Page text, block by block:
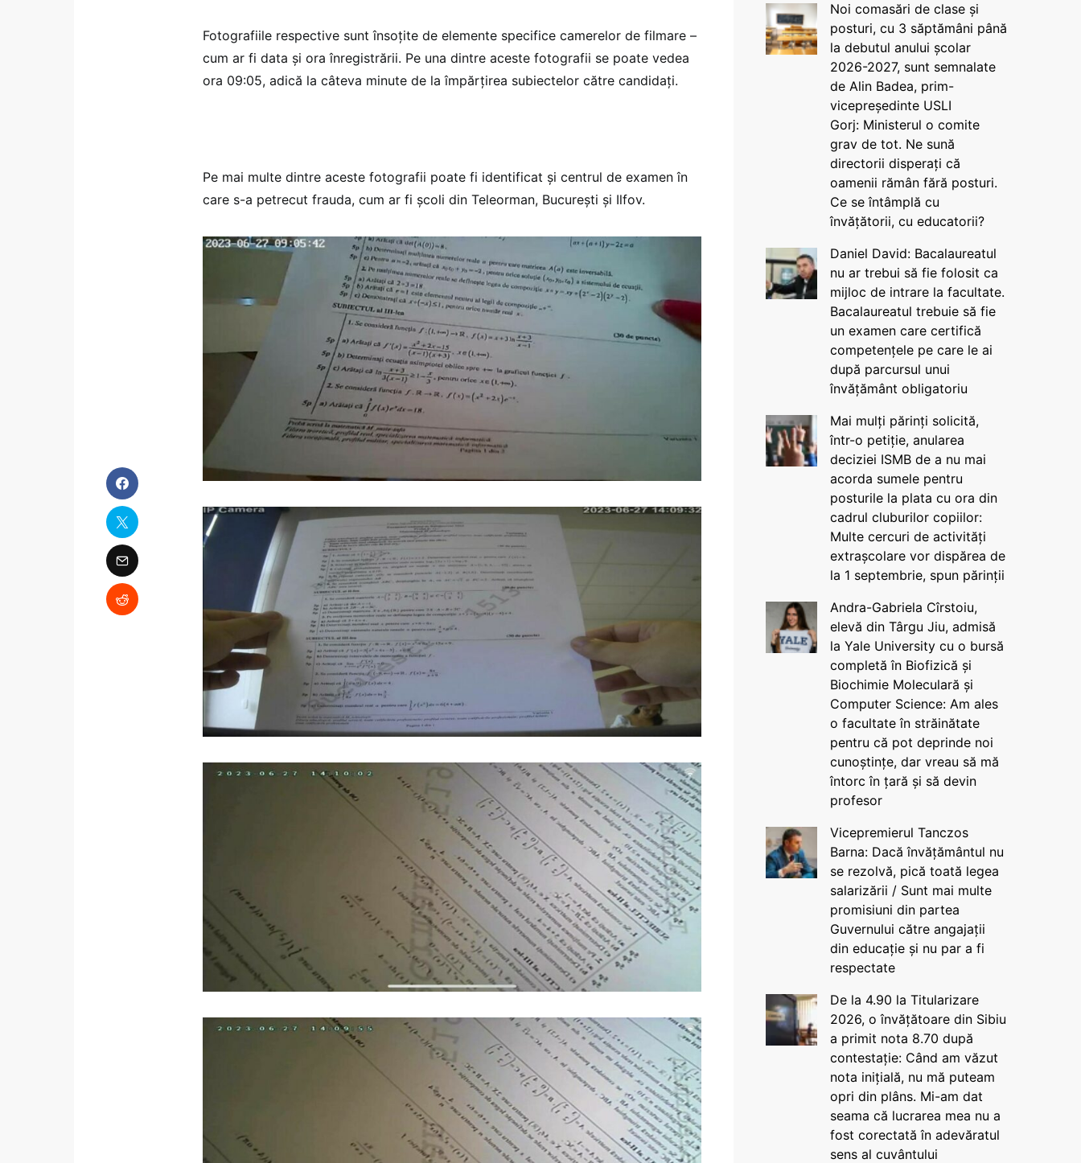
Fotografiile respective sunt însoțite de elemente specifice camerelor de filmare –
cum ar fi data și ora înregistrării. Pe una dintre aceste fotografii se poate vedea
ora 09:05, adică la câteva minute de la împărțirea subiectelor către candidați.
Pe mai multe dintre aceste fotografii poate fi identificat și centrul de examen în
care s-a petrecut frauda, cum ar fi școli din Teleorman, București și Ilfov.
Noi comasări de clase și
posturi, cu 3 săptămâni până
la debutul anului școlar
2026-2027, sunt semnalate
de Alin Badea, prim-
vicepreședinte USLI
Gorj: Ministerul o comite
grav de tot. Ne sună
directorii disperați că
oamenii rămân fără posturi.
Ce se întâmplă cu
învățătorii, cu educatorii?
Daniel David: Bacalaureatul
nu ar trebui să fie folosit ca
mijloc de intrare la facultate.
Bacalaureatul trebuie să fie
un examen care certifică
competențele pe care le ai
după parcursul unui
învățământ obligatoriu
Mai mulți părinți solicită,
într-o petiție, anularea
deciziei ISMB de a nu mai
acorda sumele pentru
posturile la plata cu ora din
cadrul cluburilor copiilor:
Multe cercuri de activități
extrașcolare vor dispărea de
la 1 septembrie, spun părinții
Andra-Gabriela Cîrstoiu,
elevă din Târgu Jiu, admisă
la Yale University cu o bursă
completă în Biofizică și
Biochimie Moleculară și
Computer Science: Am ales
o facultate în străinătate
pentru că pot deprinde noi
cunoștințe, dar vreau să mă
întorc în țară și să devin
profesor
Vicepremierul Tanczos
Barna: Dacă învățământul nu
se rezolvă, pică toată legea
salarizării / Sunt mai multe
promisiuni din partea
Guvernului către angajații
din educație și nu par a fi
respectate
De la 4.90 la Titularizare
2026, o învățătoare din Sibiu
a primit nota 8.70 după
contestație: Când am văzut
nota inițială, nu mă puteam
opri din plâns. Mi-am dat
seama că lucrarea mea nu a
fost corectată în adevăratul
sens al cuvântului